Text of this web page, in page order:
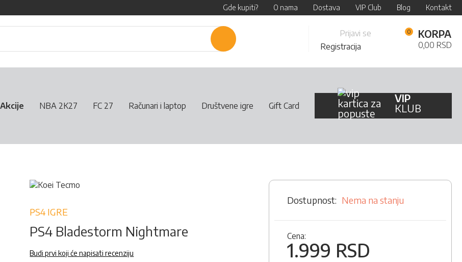
Gde kupiti? O nama Dostava VIP Club Blog Kontakt
Pretraži
Content
Prijavi se
Registracija
KORPA
0,00 RSD
Akcije NBA 2K27 FC 27 Računari i laptop Društvene igre Gift Card
VIP
KLUB
PS4 IGRE
PS4 Bladestorm Nightmare
Budi prvi koji će napisati recenziju
Nema na stanju
Cena:
1.999 RSD